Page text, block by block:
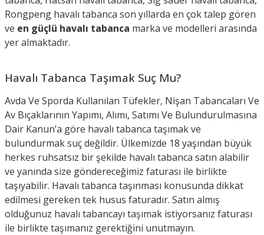
Rongpeng havalı tabanca son yıllarda en çok talep gören
ve en güçlü havalı tabanca marka ve modelleri arasında
yer almaktadır.
Havalı Tabanca Taşımak Suç Mu?
Avda Ve Sporda Kullanılan Tüfekler, Nişan Tabancaları Ve
Av Bıçaklarının Yapımı, Alımı, Satımı Ve Bulundurulmasına
Dair Kanun’a göre havalı tabanca taşımak ve
bulundurmak suç değildir. Ülkemizde 18 yaşından büyük
herkes ruhsatsız bir şekilde havalı tabanca satın alabilir
ve yanında size göndereceğimiz faturası ile birlikte
taşıyabilir. Havalı tabanca taşınması konusunda dikkat
edilmesi gereken tek husus faturadır. Satın almış
olduğunuz havalı tabancayı taşımak istiyorsanız faturası
ile birlikte taşımanız gerektiğini unutmayın.